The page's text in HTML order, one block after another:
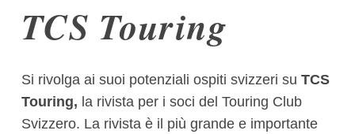
TCS Touring
Si rivolga ai suoi potenziali ospiti svizzeri su TCS
Touring, la rivista per i soci del Touring Club
Svizzero. La rivista è il più grande e importante